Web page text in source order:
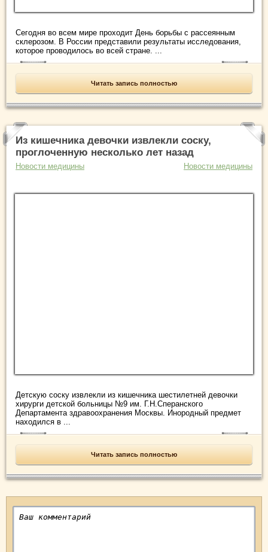
Сегодня во всем мире проходит День борьбы с рассеянным
склерозом. В России представили результаты исследования,
которое проводилось во всей стране. ...
Читать запись полностью
Из кишечника девочки извлекли соску,
проглоченную несколько лет назад
Новости медицины Новости медицины
Детскую соску извлекли из кишечника шестилетней девочки
хирурги детской больницы №9 им. Г.Н.Сперанского
Департамента здравоохранения Москвы. Инородный предмет
находился в ...
Читать запись полностью